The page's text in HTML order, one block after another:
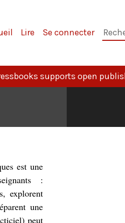
Lire Se connecter
dans
livre :
supports open
est une
:
explorent
une
peut